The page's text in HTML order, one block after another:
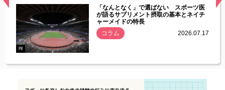
常
PR
「なんとなく」で選ばない スポーツ医
が語るサプリメント摂取の基本とネイチ
ャーメイドの特長
コラム
2026.07.17